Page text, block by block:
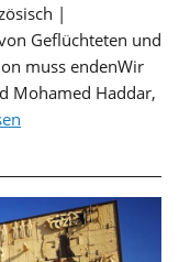
|
Geflüchteten und
muss endenWir
Mohamed Haddar,